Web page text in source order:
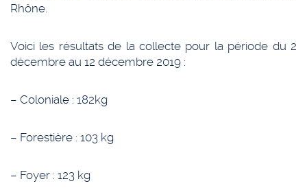
Rhône.
Voici les résultats de la collecte pour la période du 2
décembre au 12 décembre 2019 :
– Coloniale : 182kg
– Forestière : 103 kg
– Foyer : 123 kg